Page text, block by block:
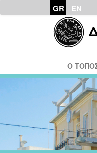
GR EN
Ο